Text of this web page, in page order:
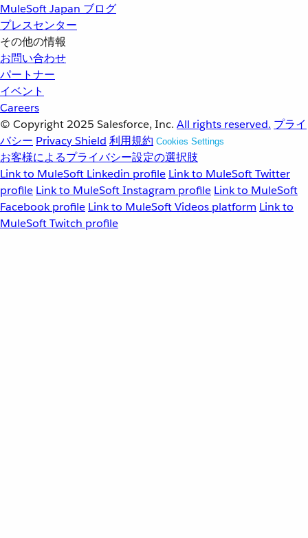
MuleSoft Japan ブログ
プレスセンター
その他の情報
お問い合わせ
パートナー
イベント
Careers
© Copyright 2025 Salesforce, Inc. All rights reserved. プライ
バシー Privacy Shield 利用規約 Cookies Settings
お客様によるプライバシー設定の選択肢
Link to MuleSoft Linkedin profile Link to MuleSoft Twitter
profile Link to MuleSoft Instagram profile Link to MuleSoft
Facebook profile Link to MuleSoft Videos platform Link to
MuleSoft Twitch profile